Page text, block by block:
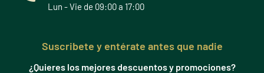
Lun - Vie de 09:00 a 17:00
Suscribete y entérate antes que nadie
¿Quieres los mejores descuentos y promociones?